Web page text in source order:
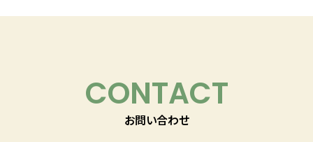
CONTACT
お問い合わせ